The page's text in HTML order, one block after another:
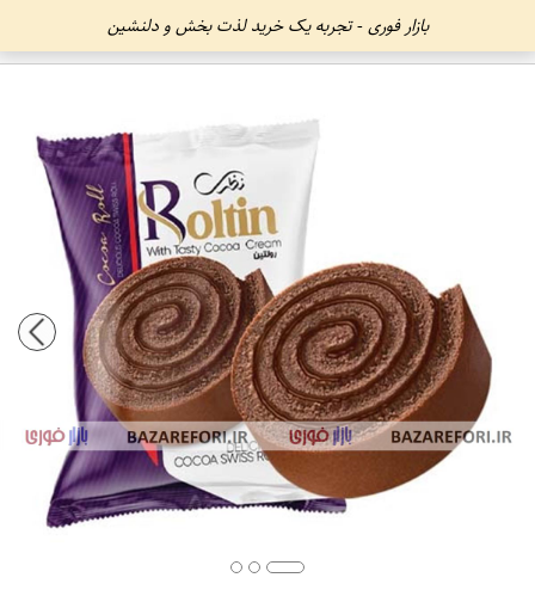
بازار فوری - تجربه یک خرید لذت بخش و دلنشین